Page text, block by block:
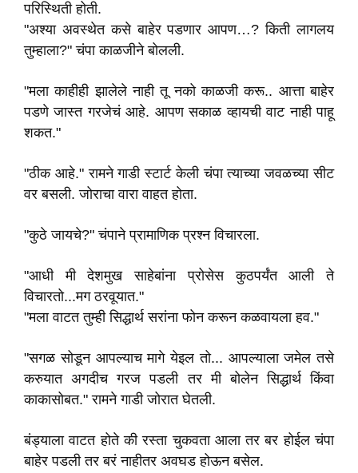
परिस्थिती होती.
"अश्या अवस्थेत कसे बाहेर पडणार आपण…? किती लागलय
तुम्हाला?" चंपा काळजीने बोलली.
"मला काहीही झालेले नाही तू नको काळजी करू.. आत्ता बाहेर
पडणे जास्त गरजेचं आहे. आपण सकाळ व्हायची वाट नाही पाहू
शकत."
"ठीक आहे." रामने गाडी स्टार्ट केली चंपा त्याच्या जवळच्या सीट
वर बसली. जोराचा वारा वाहत होता.
"कुठे जायचे?" चंपाने प्रामाणिक प्रश्न विचारला.
"आधी मी देशमुख साहेबांना प्रोसेस कुठपर्यंत आली ते
विचारतो...मग ठरवूयात."
"मला वाटत तुम्ही सिद्धार्थ सरांना फोन करून कळवायला हव."
"सगळ सोडून आपल्याच मागे येइल तो... आपल्याला जमेल तसे
करुयात अगदीच गरज पडली तर मी बोलेन सिद्धार्थ किंवा
काकासोबत." रामने गाडी जोरात घेतली.
बंड्याला वाटत होते की रस्ता चुकवता आला तर बर होईल चंपा
बाहेर पडली तर बरं नाहीतर अवघड होऊन बसेल.